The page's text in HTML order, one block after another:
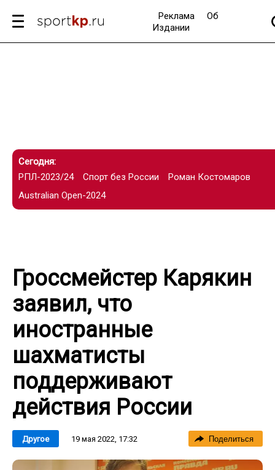
Реклама
Об
Издании
Сегодня:
РПЛ-2023/24
Спорт без России
Роман Костомаров
Australian Open-2024
Гроссмейстер Карякин
заявил, что
иностранные
шахматисты
поддерживают
действия России
Другое 19 мая 2022, 17:32 Поделиться